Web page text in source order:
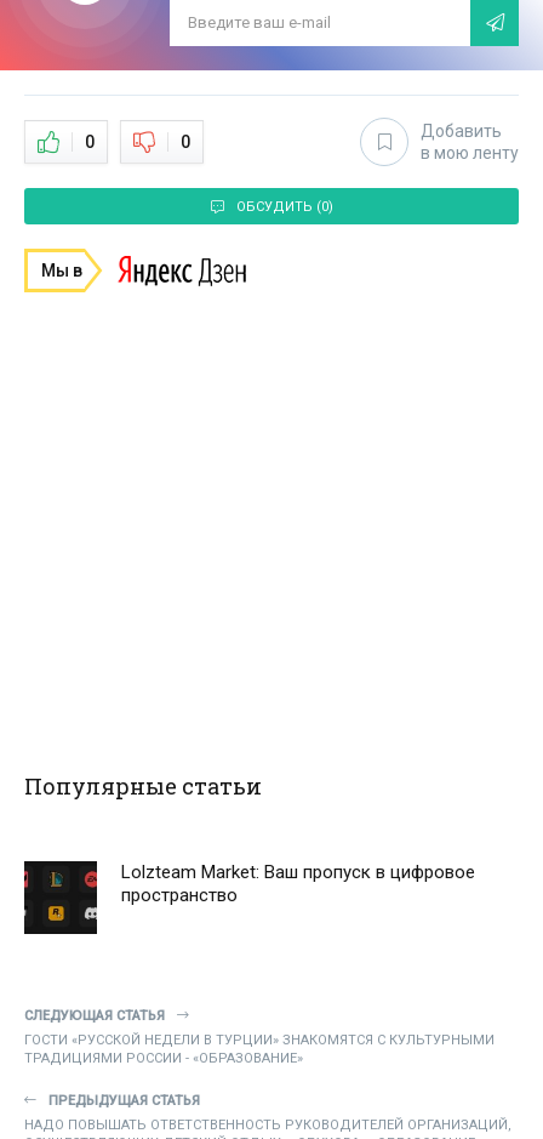
0 0
Добавить
в мою ленту
ОБСУДИТЬ (0)
Мы в
Популярные статьи
Lolzteam Market: Ваш пропуск в цифровое
пространство
СЛЕДУЮЩАЯ СТАТЬЯ
ГОСТИ «РУССКОЙ НЕДЕЛИ В ТУРЦИИ» ЗНАКОМЯТСЯ С КУЛЬТУРНЫМИ
ТРАДИЦИЯМИ РОССИИ - «ОБРАЗОВАНИЕ»
ПРЕДЫДУЩАЯ СТАТЬЯ
НАДО ПОВЫШАТЬ ОТВЕТСТВЕННОСТЬ РУКОВОДИТЕЛЕЙ ОРГАНИЗАЦИЙ,